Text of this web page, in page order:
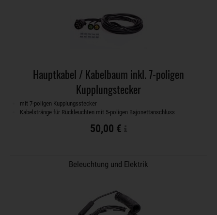
Hauptkabel / Kabelbaum inkl. 7-poligen
Kupplungstecker
mit 7-poligen Kupplungsstecker
Kabelstränge für Rückleuchten mit 5-poligen Bajonettanschluss
50,00 €
Beleuchtung und Elektrik